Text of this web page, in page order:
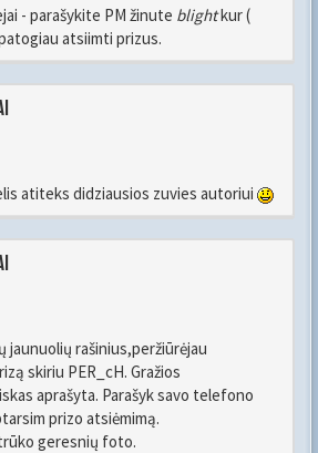
- parašykite PM žinute blightkur (
atsiimti prizus.
atiteks didziausios zuvies autoriui
jaunuolių rašinius,peržiūrėjau
skiriu PER_cH. Gražios
aprašyta. Parašyk savo telefono
prizo atsiėmimą.
geresnių foto.